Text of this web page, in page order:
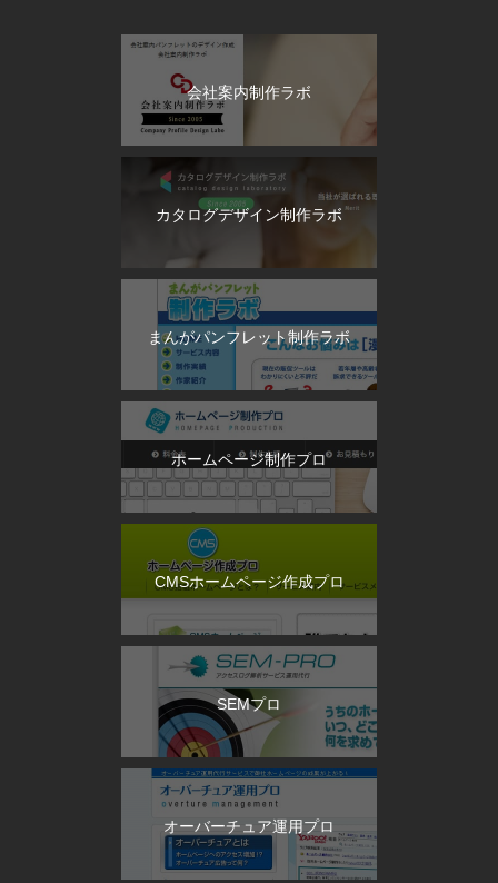
会社案内制作ラボ
カタログデザイン制作ラボ
まんがパンフレット制作ラボ
ホームページ制作プロ
CMSホームページ作成プロ
SEMプロ
オーバーチュア運用プロ